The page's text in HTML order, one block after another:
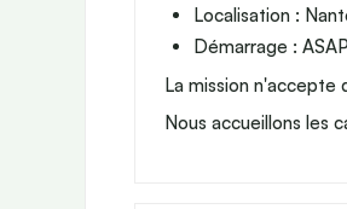
Localisation :
Démarrage : ASAP
La mission n'accepte
Nous accueillons les